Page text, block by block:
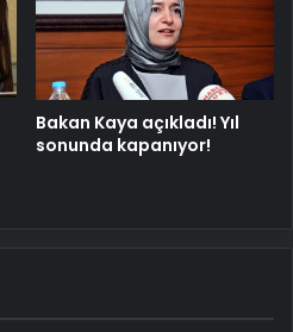
Bakan Kaya açıkladı! Yıl
sonunda kapanıyor!